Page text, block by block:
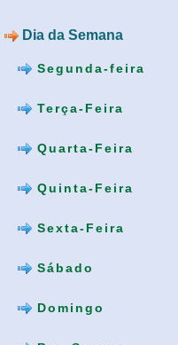
Dia da Semana
Segunda-feira
Terça-Feira
Quarta-Feira
Quinta-Feira
Sexta-Feira
Sábado
Domingo